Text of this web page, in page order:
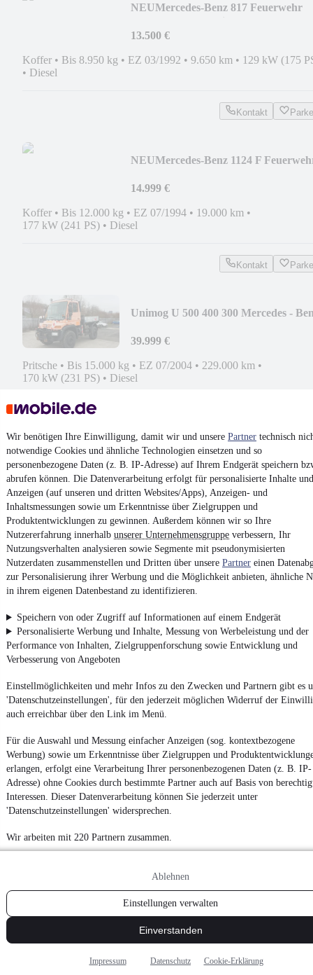
Wir benötigen Ihre Einwilligung, damit wir und unsere Partner technisch
notwendige Cookies und ähnliche Technologien einsetzen und so
personenbezogene Daten (z. B. IP-Adresse) auf Ihrem Endgerät speichern
abrufen können. Die Datenverarbeitung erfolgt für personalisierte Inhalte und
Anzeigen (auf unseren und dritten Websites/Apps), Anzeigen- und
Inhaltsmessungen sowie um Erkenntnisse über Zielgruppen und
Produktentwicklungen zu gewinnen. Außerdem können wir so Ihre
Nutzererfahrung innerhalb unserer Unternehmensgruppe verbessern, Ihr
Nutzungsverhalten analysieren sowie Segmente mit pseudonymisierten
Nutzerdaten zusammenstellen und Dritten über unsere Partner einen
zur Personalisierung ihrer Werbung und die Möglichkeit anbieten, ähnliche
in ihrem eigenen Datenbestand zu identifizieren.
Speichern von oder Zugriff auf Informationen auf einem Endgerät
Personalisierte Werbung und Inhalte, Messung von Werbeleistung und der
Performance von Inhalten, Zielgruppenforschung sowie Entwicklung und
Verbesserung von Angeboten
Einstellmöglichkeiten und mehr Infos zu den Zwecken und Partnern gibt es
'Datenschutzeinstellungen', für den jederzeit möglichen Widerruf der
auch erreichbar über den Link im Menü.
Für die Auswahl und Messung einfacher Anzeigen (sog. kontextbezogene
Werbung) sowie um Erkenntnisse über Zielgruppen und
erlangen, erfolgt eine Verarbeitung Ihrer personenbezogenen Daten (z. B. IP-
Adresse) ohne Cookies durch bestimmte Partner auch auf Basis von
Interessen. Dieser Datenverarbeitung können Sie jederzeit unter
'Datenschutzeinstellungen' widersprechen.
Wir arbeiten mit 220 Partnern zusammen.
Ablehnen
Einstellungen verwalten
Einverstanden
Impressum Datenschutz Cookie-Erklärung
NEUMercedes-Benz 817 Feuerwehr
13.500 €
Koffer • Bis 8.950 kg • EZ 03/1992 • 9.650 km • 129 kW (175
• Diesel
Kontakt
NEUMercedes-Benz 1124 F
14.999 €
Koffer • Bis 12.000 kg • EZ 07/1994 • 19.000 km •
177 kW (241 PS) • Diesel
Kontakt
Unimog U 500 400 300 Mercedes -
39.999 €
Pritsche • Bis 15.000 kg • EZ 07/2004 • 229.000 km •
170 kW (231 PS) • Diesel
¹MwSt. ausweisbar
4.6 Sterne
Nutze mobile.de schnell und einfach
App installieren
Impressum
AGB
Vertrag widerrufen
Datenschutz
Erklärung zur Barrierefreiheit
Report Security Vulnerability (English)
Powered by
ObMercedes GebrauchtwagenoderMercedes-Benz Leasing
Autos bei mobile.de